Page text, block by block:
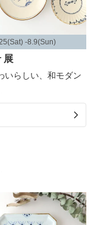
-8.9(Sun)
展
いらしい、和モダン